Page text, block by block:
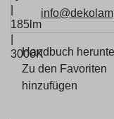
Handbuch
Zu den Favoriten
hinzufügen